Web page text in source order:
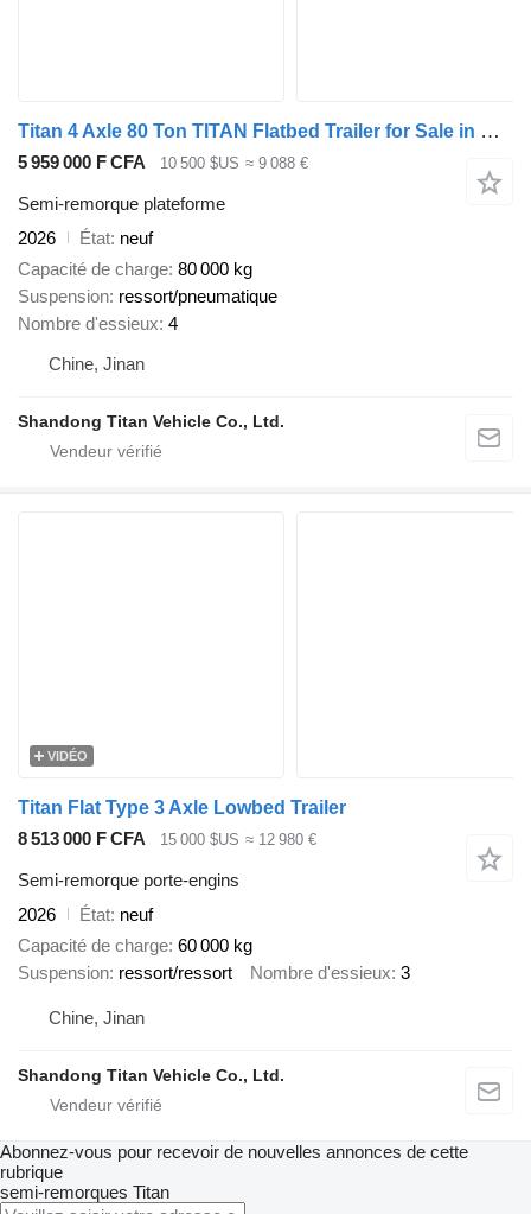
Titan 4 Axle 80 Ton TITAN Flatbed Trailer for Sale in Ghana
5 959 000 F CFA 10 500 $US ≈ 9 088 €
Semi-remorque plateforme
2026
État neuf
Capacité de charge 80 000 kg
Suspension ressort/pneumatique
Nombre d'essieux 4
Chine, Jinan
Shandong Titan Vehicle Co., Ltd.
VIDÉO
Titan Flat Type 3 Axle Lowbed Trailer
8 513 000 F CFA
15 000 $US ≈ 12 980 €
Semi-remorque porte-engins
2026
État neuf
Capacité de charge 60 000 kg
Suspension ressort/ressort Nombre d'essieux 3
Chine, Jinan
Shandong Titan Vehicle Co., Ltd.
Abonnez-vous pour recevoir de nouvelles annonces de cette
rubrique
semi-remorques Titan